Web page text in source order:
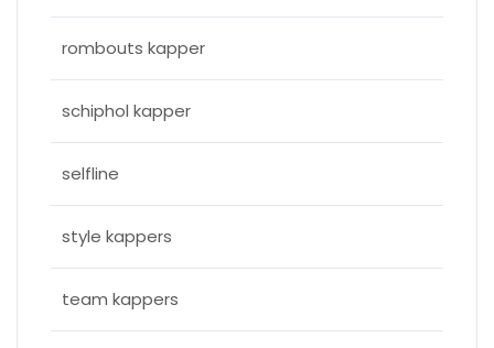
rombouts kapper
schiphol kapper
selfline
style kappers
team kappers